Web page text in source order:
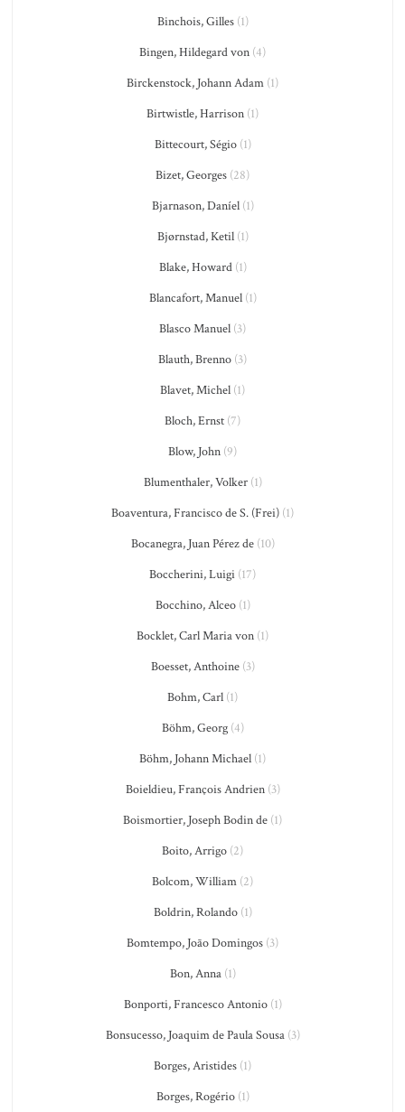
Binchois, Gilles(1)
Bingen, Hildegard von (4)
Birckenstock, Johann Adam (1)
Birtwistle, Harrison (1)
Bittecourt, Ségio(1)
Bizet, Georges (28)
Bjarnason, Daníel(1)
Bjørnstad, Ketil(1)
Blake, Howard(1)
Blancafort, Manuel(1)
Blasco Manuel (3)
Blauth, Brenno (3)
Blavet, Michel (1)
Bloch, Ernst (7)
Blow, John (9)
Blumenthaler, Volker(1)
Boaventura, Francisco de S. (Frei) (1)
Bocanegra, Juan Pérez de(10)
Boccherini, Luigi (17)
Bocchino, Alceo(1)
Bocklet, Carl Maria von (1)
Boesset, Anthoine(3)
Bohm, Carl (1)
Böhm, Georg(4)
Böhm, Johann Michael (1)
Boieldieu, François Andrien(3)
Boismortier, Joseph Bodin de (1)
Boito, Arrigo (2)
Bolcom, William (2)
Boldrin, Rolando(1)
Bomtempo, João Domingos (3)
Bon, Anna(1)
Bonporti, Francesco Antonio(1)
Bonsucesso, Joaquim de Paula Sousa(3)
Borges, Aristides (1)
Borges, Rogério(1)